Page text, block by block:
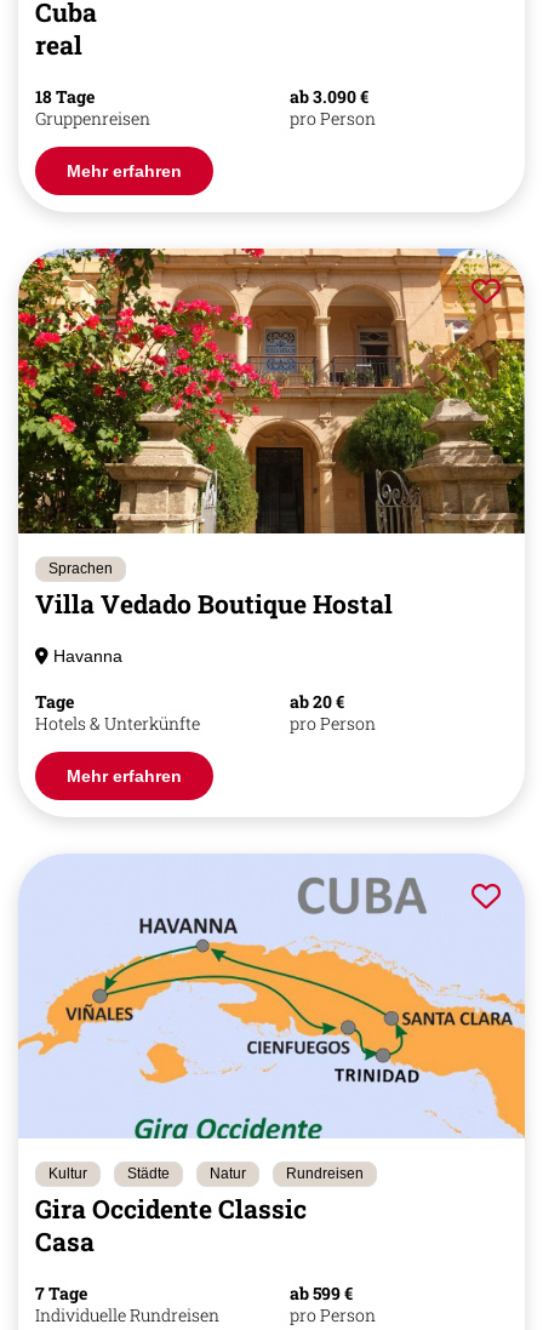
Cuba
real
18 Tage
Gruppenreisen
ab 3.090 €
pro Person
Mehr erfahren
Sprachen
Villa Vedado Boutique Hostal
Havanna
Tage
Hotels & Unterkünfte
ab 20 €
pro Person
Mehr erfahren
Kultur Städte Natur Rundreisen
Gira Occidente Classic
Casa
7 Tage
Individuelle Rundreisen
ab 599 €
pro Person